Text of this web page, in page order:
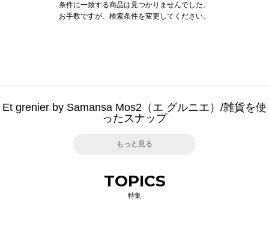
条件に一致する商品は見つかりませんでした。
お手数ですが、検索条件を変更してください。
Et grenier by Samansa Mos2（エ グルニエ）/雑貨を使
ったスナップ
もっと見る
TOPICS
特集